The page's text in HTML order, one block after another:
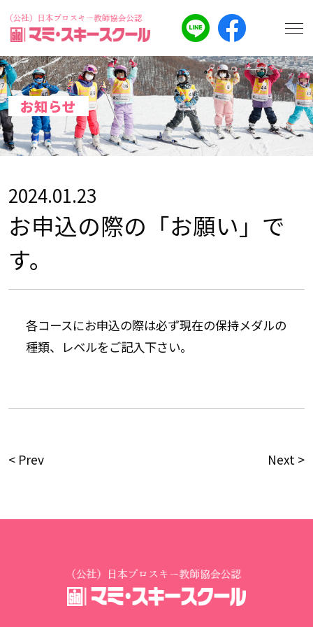
お知らせ
2024.01.23
お申込の際の「お願い」で
す。
各コースにお申込の際は必ず現在の保持メダルの
種類、レベルをご記入下さい。
< Prev Next >